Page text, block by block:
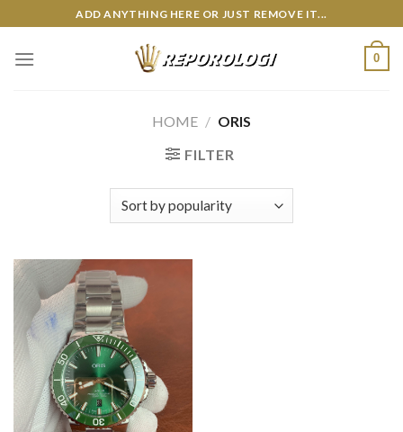
to
content
ADD ANYTHING HERE OR JUST REMOVE IT...
0
HOME / ORIS
FILTER